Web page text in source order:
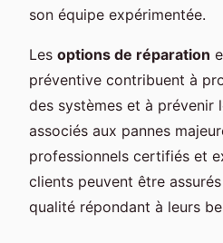
son équipe expérimentée.
Les options de réparation
préventive contribuent à
des systèmes et à prévenir
associés aux pannes
professionnels certifiés et
clients peuvent être
qualité répondant à leurs